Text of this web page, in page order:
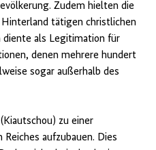
Zudem hielten die
tätigen christlichen
diente als Legitimation für
denen mehrere hundert
sogar außerhalb des
zu einer
Reiches aufzubauen. Dies